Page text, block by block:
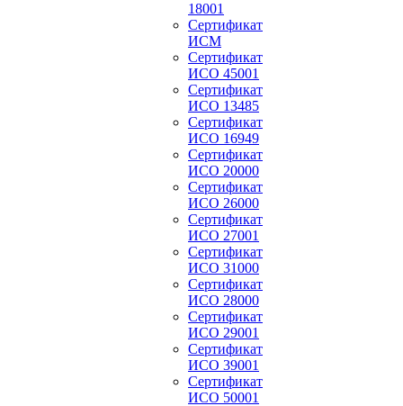
18001
Сертификат
ИСМ
Сертификат
ИСО 45001
Сертификат
ИСО 13485
Сертификат
ИСО 16949
Сертификат
ИСО 20000
Сертификат
ИСО 26000
Сертификат
ИСО 27001
Сертификат
ИСО 31000
Сертификат
ИСО 28000
Сертификат
ИСО 29001
Сертификат
ИСО 39001
Сертификат
ИСО 50001